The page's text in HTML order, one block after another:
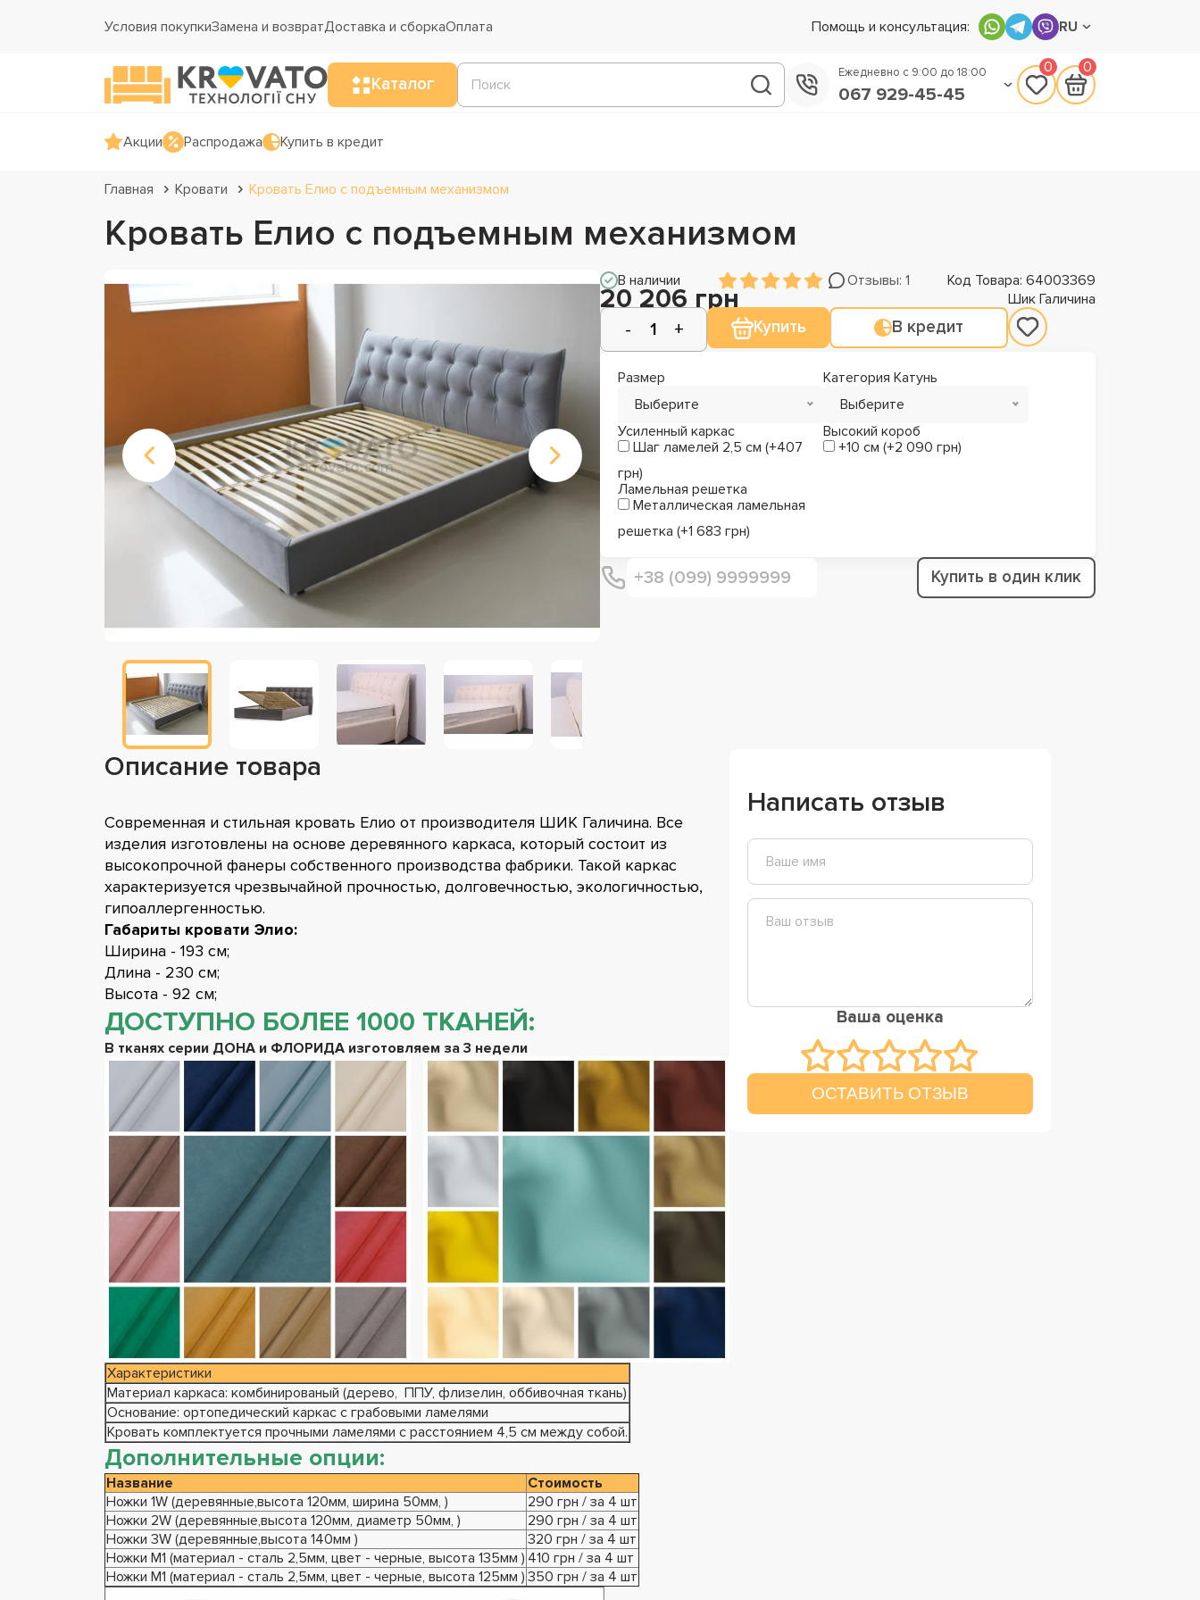
Условия покупкиЗамена и возвратДоставка и сборкаОплата Помощь и консультация: RU
Каталог
Ежедневно с 9:00 до 18:00
067 929-45-45
0 0
Акции Распродажа Купить в кредит
Главная Кровати Кровать Елио с подъемным механизмом
Кровать Елио с подъемным механизмом
В наличии Отзывы: 1 Код Товара: 64003369
20 206 грн Шик Галичина
Купить В кредит
Размер
Выберите
Категория Катунь
Выберите
Усиленный каркас
Шаг ламелей 2,5 см (+407
грн)
Высокий короб
+10 см (+2 090 грн)
Ламельная решетка
Металлическая ламельная
решетка (+1 683 грн)
Купить в один клик
Описание товара
Современная и стильная кровать Елио от производителя ШИК Галичина. Все
изделия изготовлены на основе деревянного каркаса, который состоит из
высокопрочной фанеры собственного производства фабрики. Такой каркас
характеризуется чрезвычайной прочностью, долговечностью, экологичностью,
гипоаллергенностью.
Габариты кровати Элио:
Ширина - 193 см;
Длина - 230 см;
Высота - 92 см;
ДОСТУПНО БОЛЕЕ 1000 ТКАНЕЙ:
В тканях серии ДОНА и ФЛОРИДА изготовляем за 3 недели
Характеристики
Материал каркаса: комбинированый (дерево, ППУ, флизелин, оббивочная ткань)
Основание: ортопедический каркас с грабовыми ламелями
Кровать комплектуется прочными ламелями с расстоянием 4,5 см между собой.
Дополнительные опции:
Название
Стоимость
Ножки 1W (деревянные,высота 120мм, ширина 50мм, )
290 грн / за 4 шт
Ножки 2W (деревянные,высота 120мм, диаметр 50мм, )
290 грн / за 4 шт
Ножки 3W (деревянные,высота 140мм )
320 грн / за 4 шт
Ножки М1 (материал - сталь 2,5мм, цвет - черные, высота 135мм ) 410 грн / за 4 шт
Ножки М1 (материал - сталь 2,5мм, цвет - черные, высота 125мм ) 350 грн / за 4 шт
Написать отзыв
Ваша оценка
ОСТАВИТЬ ОТЗЫВ